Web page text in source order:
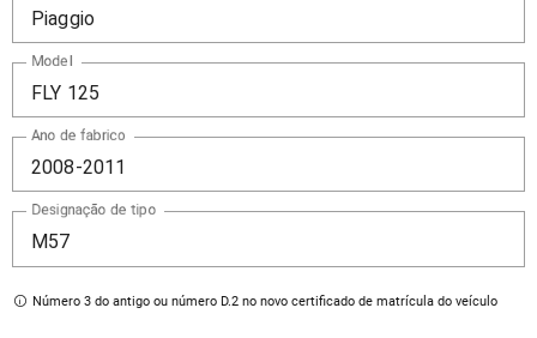
Model
Ano de fabrico
Designação de tipo
Número 3 do antigo ou número D.2 no novo certificado de matrícula do veículo